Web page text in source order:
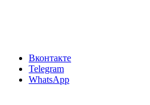
Вконтакте
Telegram
WhatsApp